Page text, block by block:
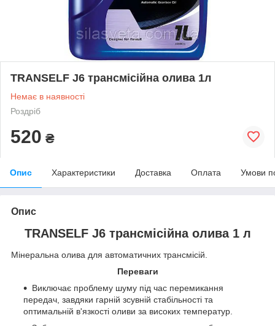
TRANSELF J6 трансмісійна олива 1л
Немає в наявності
Роздріб
520 ₴
Опис Характеристики Доставка Оплата Умови
Опис
TRANSELF J6 трансмісійна олива 1 л
Мінеральна олива для автоматичних трансмісій.
Переваги
Виключає проблему шуму під час перемикання
передач, завдяки гарній зсувній стабільності та
оптимальній в'язкості оливи за високих температур.